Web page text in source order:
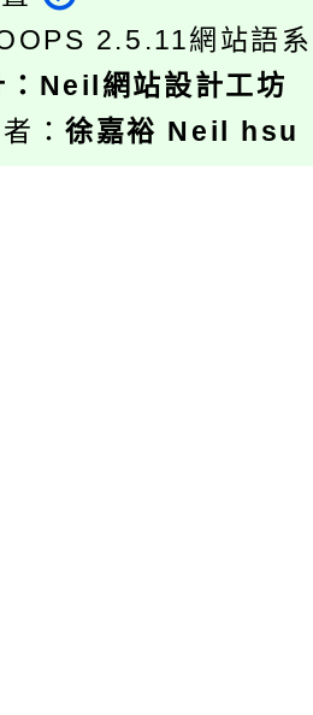
2.5.11網站語
： Neil網站設計工坊
：徐嘉裕 Neil hsu